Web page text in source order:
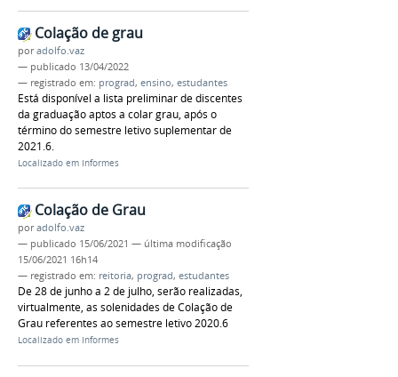
Colação de grau
poradolfo.vaz
— publicado 13/04/2022
— registrado em: prograd, ensino, estudantes
Está disponível a lista preliminar de discentes
da graduação aptos a colar grau, após o
término do semestre letivo suplementar de
2021.6.
Localizado em Informes
Colação de Grau
poradolfo.vaz
— publicado 15/06/2021 — última modificação
15/06/2021 16h14
— registrado em: reitoria, prograd, estudantes
De 28 de junho a 2 de julho, serão realizadas,
virtualmente, as solenidades de Colação de
Grau referentes ao semestre letivo 2020.6
Localizado em Informes